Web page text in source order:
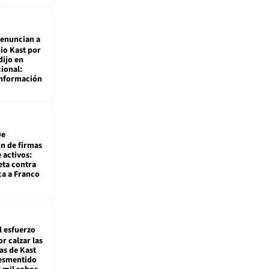
a
Kast por
en
de firmas
activos:
contra
a Franco
esfuerzo
calzar las
de Kast